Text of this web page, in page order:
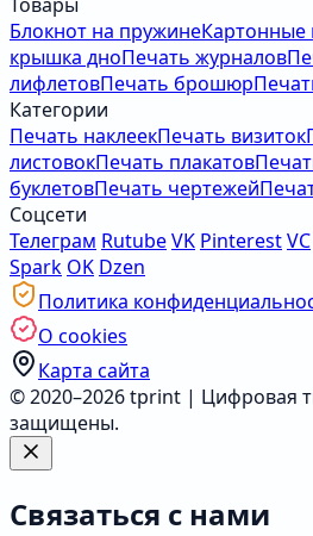
Блокнот на пружинеКартонные
крышка дноПечать журналов
лифлетовПечать брошюр
Категории
Печать наклеекПечать визиток
листовокПечать плакатов
буклетовПечать чертежей
Соцсети
Телеграм RutubeVK PinterestVC
Spark OK Dzen
Политика
О cookies
Карта сайта
© 2020–2026 tprint | Цифровая
защищены.
Связаться с нами